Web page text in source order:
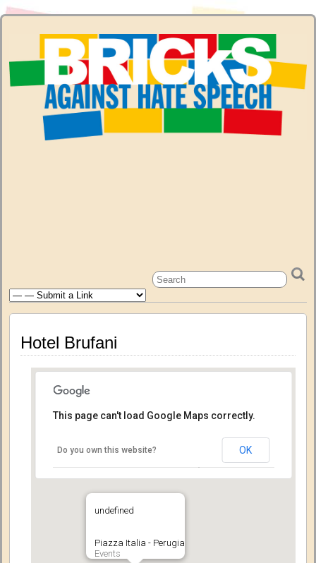
Hotel Brufani
undefined
Piazza Italia - Perugia
Events
This page can't load Google Maps correctly.
Do you own this website? OK